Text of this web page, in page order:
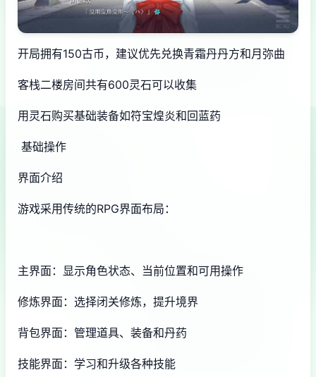
开局拥有150古币，建议优先兑换青霜丹丹方和月弥曲
客栈二楼房间共有600灵石可以收集
用灵石购买基础装备如符宝煌炎和回蓝药
基础操作
界面介绍
游戏采用传统的RPG界面布局：
主界面：显示角色状态、当前位置和可用操作
修炼界面：选择闭关修炼，提升境界
背包界面：管理道具、装备和丹药
技能界面：学习和升级各种技能